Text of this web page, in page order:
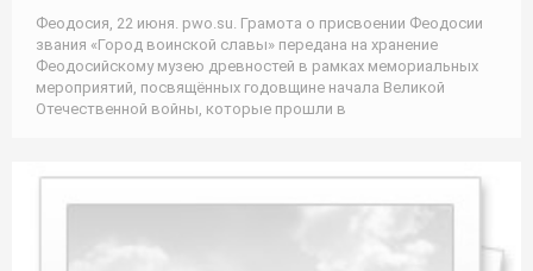
Феодосия, 22 июня. pwo.su. Грамота о присвоении Феодосии
звания «Город воинской славы» передана на хранение
Феодосийскому музею древностей в рамках мемориальных
мероприятий, посвящённых годовщине начала Великой
Отечественной войны, которые прошли в